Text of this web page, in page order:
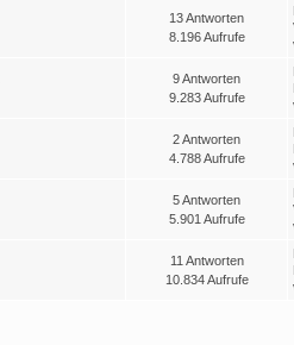
13 Antworten
8.196 Aufrufe
9 Antworten
9.283 Aufrufe
2 Antworten
4.788 Aufrufe
5 Antworten
5.901 Aufrufe
11 Antworten
10.834 Aufrufe